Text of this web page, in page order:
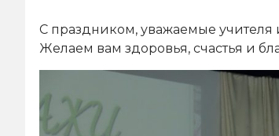
С праздником, уважаемые учителя
Желаем вам здоровья, счастья и